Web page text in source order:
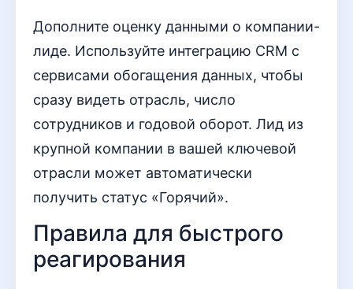
Дополните оценку данными о компании-
лиде. Используйте интеграцию CRM с
сервисами обогащения данных, чтобы
сразу видеть отрасль, число
сотрудников и годовой оборот. Лид из
крупной компании в вашей ключевой
отрасли может автоматически
получить статус «Горячий».
Правила для быстрого
реагирования